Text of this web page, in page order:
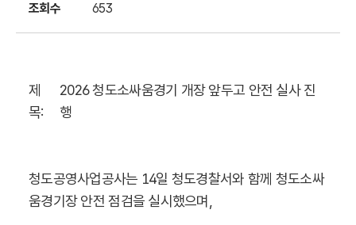
조회수
653
제
목:
2026청도소싸움경기 개장 앞두고 안전 실사 진
행
청도공영사업공사는 14일 청도경찰서와 함께 청도소싸
움경기장 안전 점검을 실시했으며,